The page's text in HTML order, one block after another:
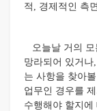
적, 경제적인 측
오늘날 거의 모
망라되어 있거나
는 사항을 찾아
업무인 경우를
수행해야 할지